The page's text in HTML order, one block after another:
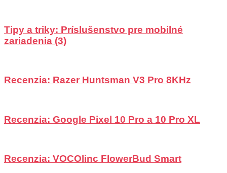
Tipy a triky: Príslušenstvo pre mobilné
zariadenia (3)
Recenzia: Razer Huntsman V3 Pro 8KHz
Recenzia: Google Pixel 10 Pro a 10 Pro XL
Recenzia: VOCOlinc FlowerBud Smart